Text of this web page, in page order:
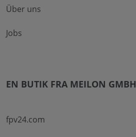
Über uns
Jobs
EN BUTIK FRA MEILON GMBH
fpv24.com